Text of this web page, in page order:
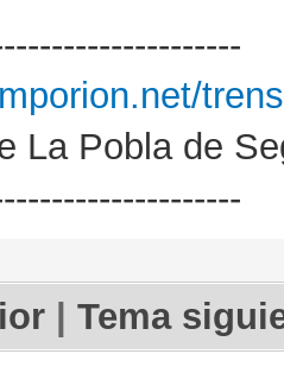
La Pobla de
| Tema